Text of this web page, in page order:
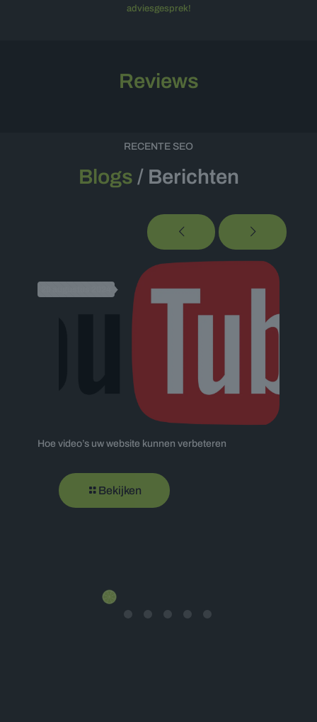
adviesgesprek!
Reviews
RECENTE SEO
Blogs / Berichten
Hoe video’s uw website kunnen verbeteren
Bekijken